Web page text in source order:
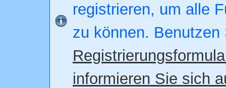
registrieren, um alle
zu können. Benutzen
informieren Sie sich